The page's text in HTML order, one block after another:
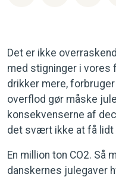
Det er ikke
med stigninger i vores
drikker mere,
overflod gør måske
konsekvenserne af
det svært ikke at få lidt
En million ton CO2. Så
danskernes julegaver